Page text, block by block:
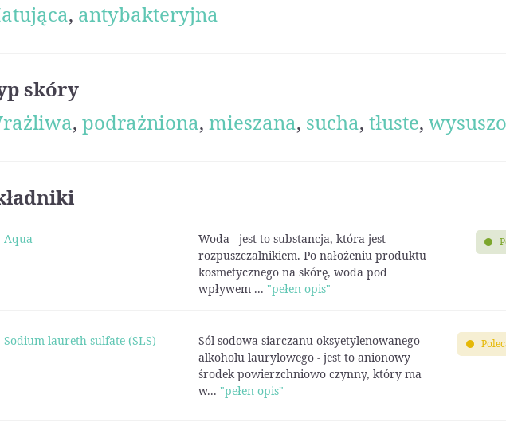
, antybakteryjna
skóry
, podrażniona, mieszana, sucha, tłuste,
Aqua
Woda - jest to substancja, która jest
rozpuszczalnikiem. Po nałożeniu produktu
kosmetycznego na skórę, woda pod
wpływem ... "pełen opis"
Sodium laureth sulfate (SLS)
Sól sodowa siarczanu oksyetylenowanego
alkoholu laurylowego - jest to anionowy
środek powierzchniowo czynny, który ma
w... "pełen opis"